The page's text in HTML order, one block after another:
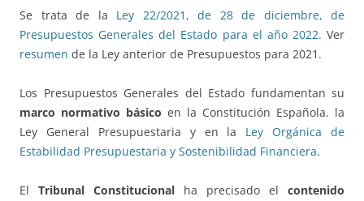
Se trata de la Ley 22/2021, de 28 de diciembre, de
Presupuestos Generales del Estado para el año 2022. Ver
resumen de la Ley anterior de Presupuestos para 2021.
Los Presupuestos Generales del Estado fundamentan su
marco normativo básico en la Constitución Española. la
Ley General Presupuestaria y en la Ley Orgánica de
Estabilidad Presupuestaria y Sostenibilidad Financiera.
El Tribunal Constitucional ha precisado el contenido